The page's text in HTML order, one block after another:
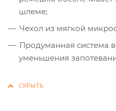
шлеме;
Чехол из мягкой
Продуманная система
уменьшения